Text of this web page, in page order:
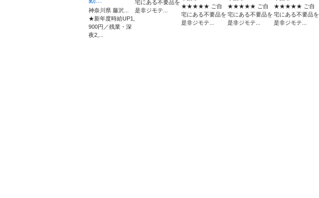
神奈川県 藤沢...
★新年度時給UP1,
900円／残業・深
夜2,...
宅にある不要品を
是非ジモテ...
★★★★★ ご自
宅にある不要品を
是非ジモテ...
★★★★★ ご自
宅にある不要品を
是非ジモテ...
★★★★★ ご自
宅にある不要品を
是非ジモテ...